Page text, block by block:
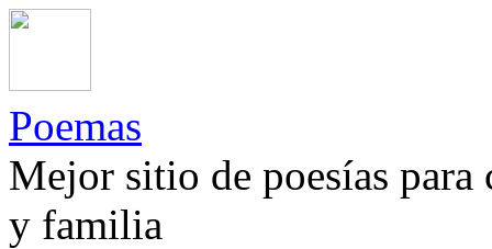
Poemas
Mejor sitio de poesías
y familia